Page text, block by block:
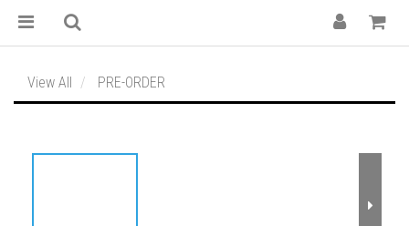
View All PRE-ORDER